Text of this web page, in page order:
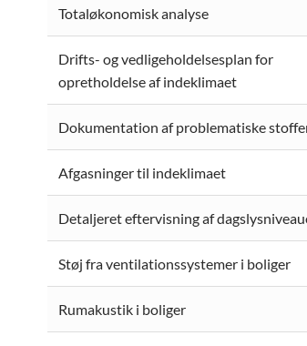
Totaløkonomisk analyse
Drifts- og vedligeholdelsesplan for
opretholdelse af indeklimaet
Dokumentation af problematiske
Afgasninger til indeklimaet
Detaljeret eftervisning af
Støj fra ventilationssystemer i boliger
Rumakustik i boliger